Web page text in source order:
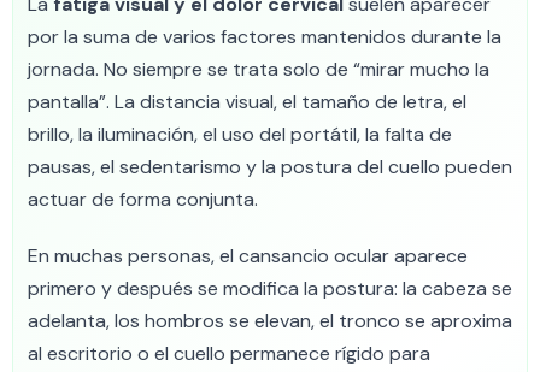
por la suma de varios factores mantenidos durante la
jornada. No siempre se trata solo de “mirar mucho la
pantalla”. La distancia visual, el tamaño de letra, el
brillo, la iluminación, el uso del portátil, la falta de
pausas, el sedentarismo y la postura del cuello pueden
actuar de forma conjunta.
En muchas personas, el cansancio ocular aparece
primero y después se modifica la postura: la cabeza se
adelanta, los hombros se elevan, el tronco se aproxima
al escritorio o el cuello permanece rígido para